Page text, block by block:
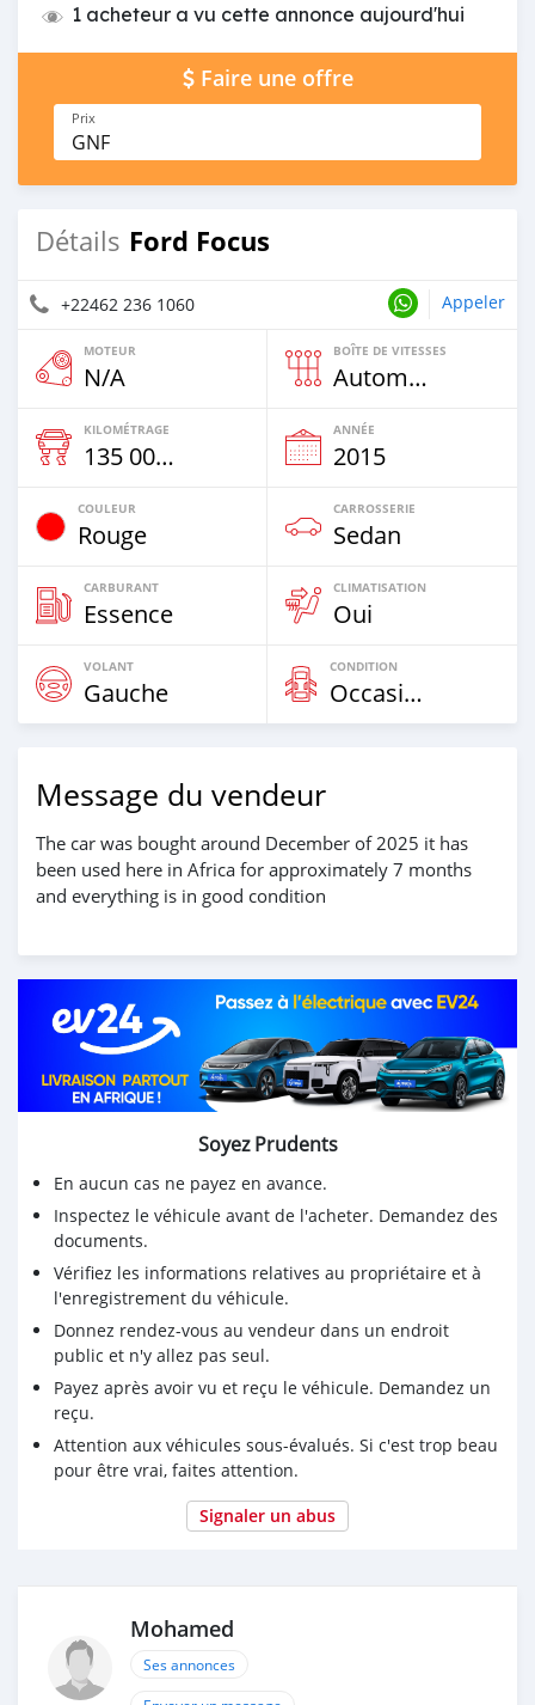
1 acheteur a vu cette annonce aujourd'hui
Faire une offre
Prix
GNF
Détails Ford Focus
+22462 236 1060 Appeler
MOTEUR
N/A
BOÎTE DE VITESSES
Automatique
KILOMÉTRAGE
135 000 Km
ANNÉE
2015
COULEUR
Rouge
CARROSSERIE
Sedan
CARBURANT
Essence
CLIMATISATION
Oui
VOLANT
Gauche
CONDITION
Occasion
Message du vendeur
The car was bought around December of 2025 it has
been used here in Africa for approximately 7 months
and everything is in good condition
Soyez Prudents
En aucun cas ne payez en avance.
Inspectez le véhicule avant de l'acheter. Demandez des
documents.
Vérifiez les informations relatives au propriétaire et à
l'enregistrement du véhicule.
Donnez rendez-vous au vendeur dans un endroit
public et n'y allez pas seul.
Payez après avoir vu et reçu le véhicule. Demandez un
reçu.
Attention aux véhicules sous-évalués. Si c'est trop beau
pour être vrai, faites attention.
Signaler un abus
Mohamed
Ses annonces